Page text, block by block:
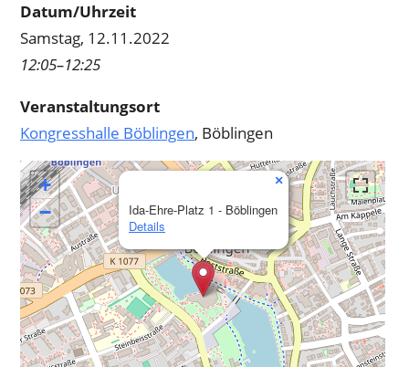
Datum/Uhrzeit
Samstag, 12.11.2022
12:05–12:25
Veranstaltungsort
Kongresshalle Böblingen, Böblingen
Ida-Ehre-Platz 1 - Böblingen
Details
×
+
−